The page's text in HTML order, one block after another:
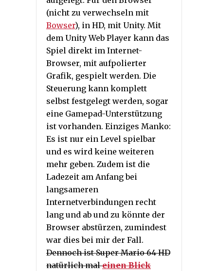
(nicht zu verwechseln mit
Bowser), in HD, mit Unity. Mit
dem Unity Web Player kann das
Spiel direkt im Internet-
Browser, mit aufpolierter
Grafik, gespielt werden. Die
Steuerung kann komplett
selbst festgelegt werden, sogar
eine Gamepad-Unterstützung
ist vorhanden. Einziges Manko:
Es ist nur ein Level spielbar
und es wird keine weiteren
mehr geben. Zudem ist die
Ladezeit am Anfang bei
langsameren
Internetverbindungen recht
lang und ab und zu könnte der
Browser abstürzen, zumindest
war dies bei mir der Fall.
Dennoch ist Super Mario 64 HD
natürlich maleinen Blick